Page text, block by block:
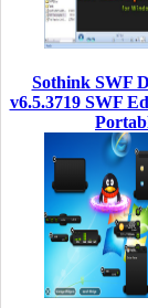
Sothink SWF
v6.5.3719 SWF